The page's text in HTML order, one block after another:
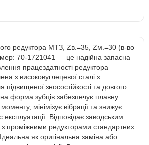
редуктора МТЗ, Zв.=35, Zм.=30 (в-во
70-1721041 — це надійна запасна
працездатності редуктора
з високовуглецевої сталі з
зносостійкості та довгого
форма зубців забезпечує плавну
мінімізує вібрації та знижує
експлуатації. Відповідає заводським
з проміжними редукторами стандартних
як оригінальна заміна або